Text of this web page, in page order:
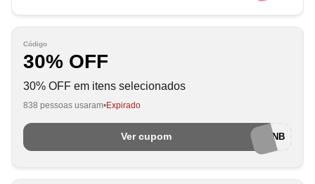
Código
30% OFF
30% OFF em itens selecionados
838 pessoas usaram Expirado
Ver cupom ULTIMOSPARESNB